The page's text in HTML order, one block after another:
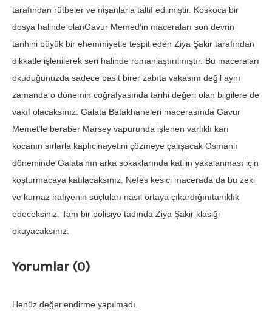
tarafından rütbeler ve nişanlarla taltif edilmiştir. Koskoca bir
dosya halinde olanGavur Memed’in maceraları son devrin
tarihini büyük bir ehemmiyetle tespit eden Ziya Şakir tarafından
dikkatle işlenilerek seri halinde romanlaştırılmıştır. Bu maceraları
okuduğunuzda sadece basit birer zabıta vakasını değil aynı
zamanda o dönemin coğrafyasında tarihi değeri olan bilgilere de
vakıf olacaksınız. Galata Batakhaneleri macerasında Gavur
Memet’le beraber Marsey vapurunda işlenen varlıklı karı
kocanın sırlarla kaplıcinayetini çözmeye çalışacak Osmanlı
döneminde Galata’nın arka sokaklarında katilin yakalanması için
koşturmacaya katılacaksınız. Nefes kesici macerada da bu zeki
ve kurnaz hafiyenin suçluları nasıl ortaya çıkardığınıtanıklık
edeceksiniz. Tam bir polisiye tadında Ziya Şakir klasiği
okuyacaksınız.
Yorumlar (0)
Henüz değerlendirme yapılmadı.